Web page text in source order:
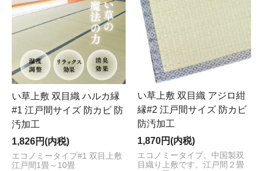
い草上敷 双目織 ハルカ縁
#1 江戸間サイズ 防カビ 防
汚加工
1,826円(内税)
エコノミータイプ#1 双目上敷
江戸間1畳～10畳
い草上敷 双目織 アジロ紺
縁#2 江戸間サイズ 防カビ
防汚加工
1,870円(内税)
エコノミータイプ。中国製双
目織り上敷です。江戸間２畳